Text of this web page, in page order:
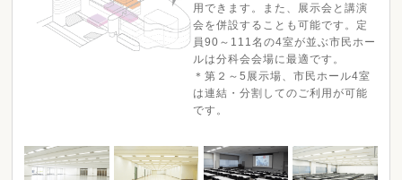
用できます。また、展示会と講演
会を併設することも可能です。定
員90～111名の4室が並ぶ市民ホー
ルは分科会会場に最適です。
＊第２～5展示場、市民ホール4室
は連結・分割してのご利用が可能
です。